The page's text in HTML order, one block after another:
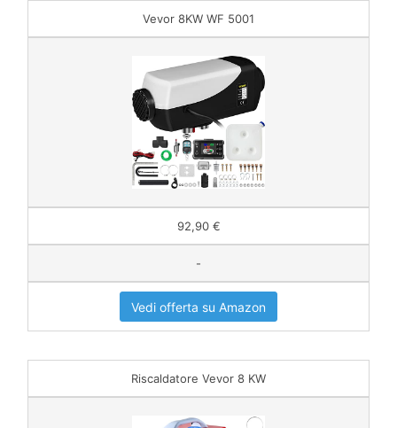
Vevor 8KW WF 5001
92,90 €
-
Vedi offerta su Amazon
Riscaldatore Vevor 8 KW